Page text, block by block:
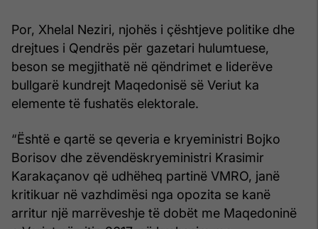
Por, Xhelal Neziri, njohës i çështjeve politike dhe
drejtues i Qendrës për gazetari hulumtuese,
beson se megjithatë në qëndrimet e liderëve
bullgarë kundrejt Maqedonisë së Veriut ka
elemente të fushatës elektorale.
“Është e qartë se qeveria e kryeministri Bojko
Borisov dhe zëvendëskryeministri Krasimir
Karakaçanov që udhëheq partinë VMRO, janë
kritikuar në vazhdimësi nga opozita se kanë
arritur një marrëveshje të dobët me Maqedoninë